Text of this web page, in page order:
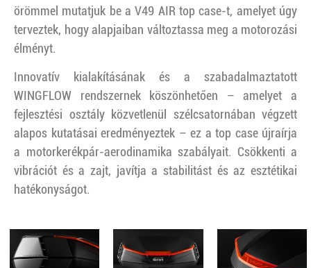
örömmel mutatjuk be a V49 AIR top case-t, amelyet úgy
terveztek, hogy alapjaiban változtassa meg a motorozási
élményt.
Innovatív kialakításának és a szabadalmaztatott
WINGFLOW rendszernek köszönhetően – amelyet a
fejlesztési osztály közvetlenül szélcsatornában végzett
alapos kutatásai eredményeztek – ez a top case újraírja
a motorkerékpár-aerodinamika szabályait. Csökkenti a
vibrációt és a zajt, javítja a stabilitást és az esztétikai
hatékonyságot.